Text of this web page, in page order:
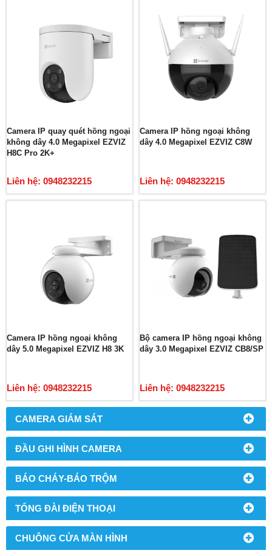
CAMERA GIÁM SÁT
ĐẦU GHI HÌNH CAMERA
BÁO CHÁY-BÁO TRỘM
TỔNG ĐÀI ĐIỆN THOẠI
CHUÔNG CỬA MÀN HÌNH
Camera IP quay quét hồng ngoại
không dây 4.0 Megapixel EZVIZ
H8C Pro 2K+
Liên hệ: 0948232215
Camera IP hồng ngoại không
dây 4.0 Megapixel EZVIZ C8W
Liên hệ: 0948232215
Camera IP hồng ngoại không
dây 5.0 Megapixel EZVIZ H8 3K
Liên hệ: 0948232215
Bộ camera IP hồng ngoại không
dây 3.0 Megapixel EZVIZ CB8/SP
Liên hệ: 0948232215